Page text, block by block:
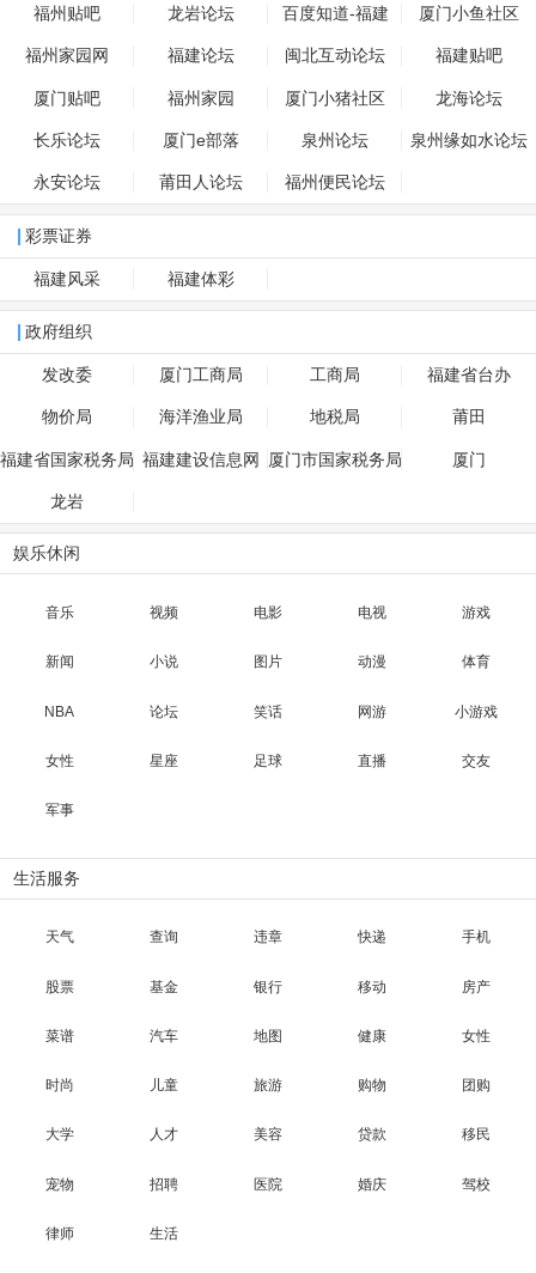
福州贴吧 龙岩论坛 百度知道-福建 厦门小鱼社区
福州家园网 福建论坛 闽北互动论坛 福建贴吧
厦门贴吧 福州家园 厦门小猪社区 龙海论坛
长乐论坛 厦门e部落 泉州论坛 泉州缘如水论坛
永安论坛 莆田人论坛 福州便民论坛
彩票证券
福建风采 福建体彩
政府组织
发改委 厦门工商局 工商局 福建省台办
物价局 海洋渔业局 地税局 莆田
福建省国家税务局 福建建设信息网 厦门市国家税务局 厦门
龙岩
娱乐休闲
音乐 视频 电影 电视 游戏
新闻 小说 图片 动漫 体育
NBA 论坛 笑话 网游 小游戏
女性 星座 足球 直播 交友
军事
生活服务
天气 查询 违章 快递 手机
股票 基金 银行 移动 房产
菜谱 汽车 地图 健康 女性
时尚 儿童 旅游 购物 团购
大学 人才 美容 贷款 移民
宠物 招聘 医院 婚庆 驾校
律师 生活